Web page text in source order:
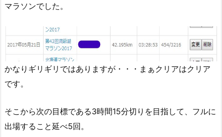
マラソンでした。
かなりギリギリではありますが・・・まぁクリアはクリア
です。
そこから次の目標である3時間15分切りを目指して、フルに
出場すること延べ5回。